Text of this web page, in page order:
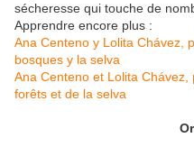
sécheresse qui touche de
Apprendre encore plus :
Ana Centeno y Lolita Chávez,
bosques y la selva
Ana Centeno et Lolita
forêts et de la selva